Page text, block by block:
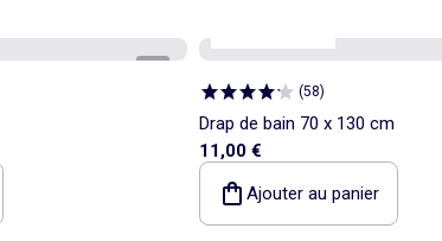
(58)
Drap de bain 70 x 130 cm
11,00 €
Ajouter au panier